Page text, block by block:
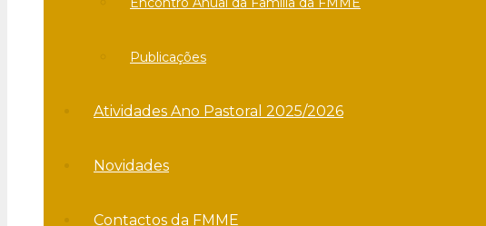
Publicações
Atividades Ano Pastoral 2025/2026
Novidades
Contactos da FMME